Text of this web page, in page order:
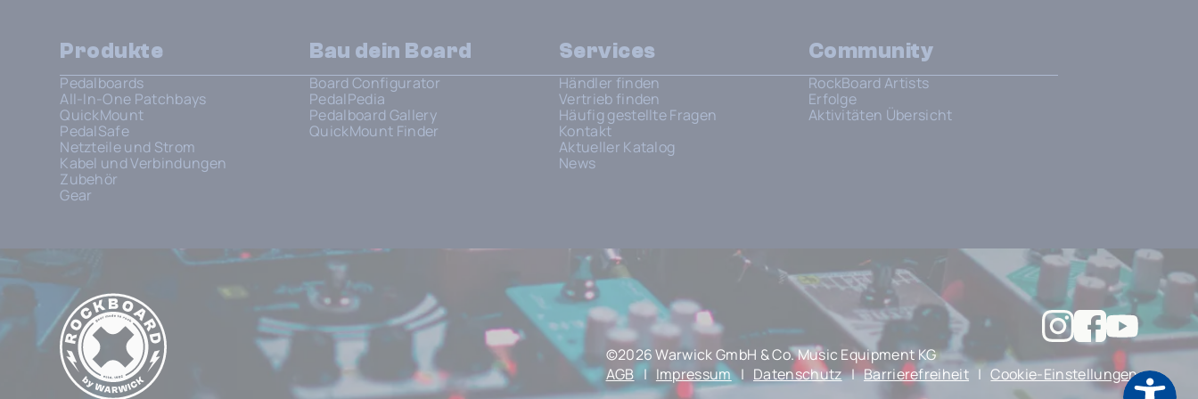
Produkte
Pedalboards
All-In-One Patchbays
QuickMount
PedalSafe
Netzteile und Strom
Kabel und Verbindungen
Zubehör
Gear
Bau dein Board
Board Configurator
PedalPedia
Pedalboard Gallery
QuickMount Finder
Services
Händler finden
Vertrieb finden
Häufig gestellte Fragen
Kontakt
Aktueller Katalog
News
Community
RockBoard Artists
Erfolge
Aktivitäten Übersicht
©2026 Warwick GmbH & Co. Music Equipment KG
AGB | Impressum | Datenschutz | Barrierefreiheit | Cookie-Einstellungen